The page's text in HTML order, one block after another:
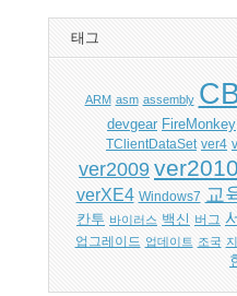
태그
ARM asm assembly
devgear FireMonkey
TClientDataSet ver4
ver2009 ver2010
verXE4 Windows7 교
칸투 바이러스 백신 버그
업그레이드 업데이트 조국